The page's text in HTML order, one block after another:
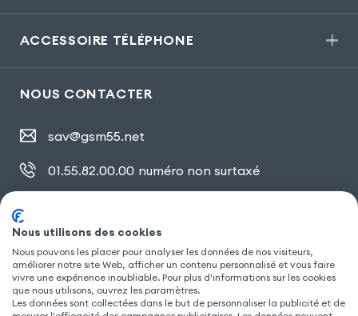
ACCESSOIRE TÉLÉPHONE
NOUS CONTACTER
sav@gsm55.net
01.55.82.00.00 numéro non surtaxé
SUIVEZ NOUS
Nous utilisons des cookies
Nous pouvons les placer pour analyser les données de nos visiteurs,
améliorer notre site Web, afficher un contenu personnalisé et vous faire
vivre une expérience inoubliable. Pour plus d'informations sur les cookies
que nous utilisons, ouvrez les paramètres.
Les données sont collectées dans le but de personnaliser la publicité et de